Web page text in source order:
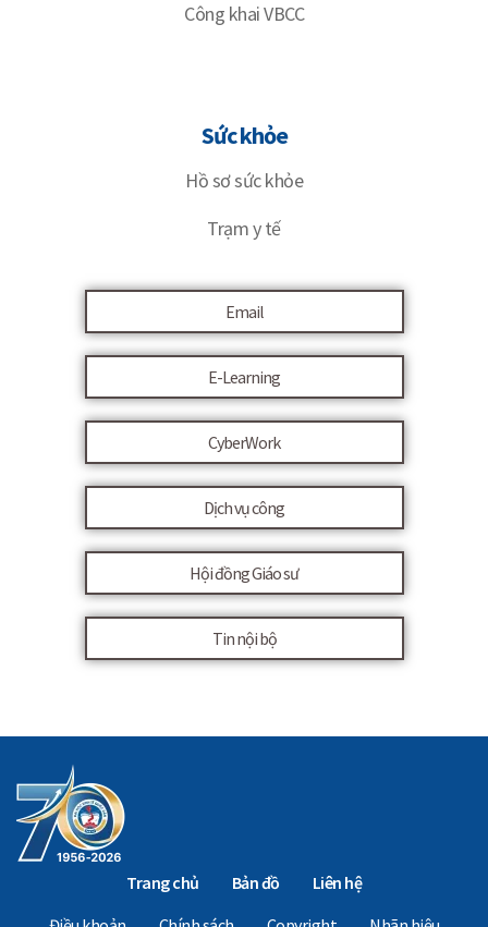
Công khai VBCC
Sức khỏe
Hồ sơ sức khỏe
Trạm y tế
Email
E-Learning
CyberWork
Dịch vụ công
Hội đồng Giáo sư
Tin nội bộ
Trang chủ Bản đồ
Liên hệ